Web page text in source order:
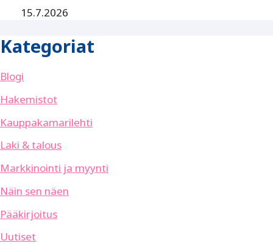
15.7.2026
Kategoriat
Blogi
Hakemistot
Kauppakamarilehti
Laki & talous
Markkinointi ja myynti
Näin sen näen
Pääkirjoitus
Uutiset